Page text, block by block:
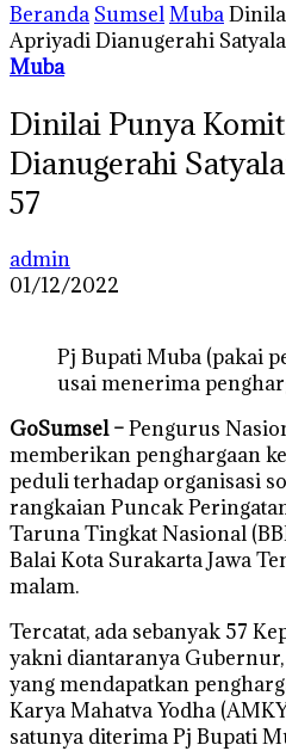
Beranda SumselMuba
Apriyadi Dianugerahi
Muba
Dinilai Punya
Dianugerahi
57
admin
01/12/2022
Pj Bupati Muba (pakai
usai menerima
GoSumsel –Pengurus
memberikan penghargaan
peduli terhadap organisasi
rangkaian Puncak
Taruna Tingkat Nasional
Balai Kota Surakarta Jawa
malam.
Tercatat, ada sebanyak 57
yakni diantaranya
yang mendapatkan
Karya Mahatva Yodha
satunya diterima Pj Bupati